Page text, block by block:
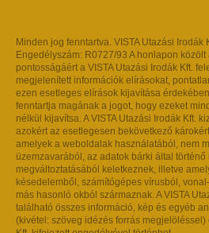
Minden jog fenntartva. VISTA Utazási Irodák
Engedélyszám: R0727/93 A honlapon
pontosságáért a VISTA Utazási Irodák Kft.
megjelenített információk elírásokat,
ezen esetleges elírások kijavítása
fenntartja magának a jogot, hogy ezeket
nélkül kijavítsa. A VISTA Utazási Irodák Kft.
azokért az esetlegesen bekövetkező
amelyek a weboldalak használatából, nem
üzemzavarából, az adatok bárki által történő
megváltoztatásából keletkeznek, illetve
késedelemből, számítógépes vírusból,
más hasonló okból származnak. A VISTA
található összes információ, kép és egyéb
(kivétel: szöveg idézés forrás megjelöléssel)